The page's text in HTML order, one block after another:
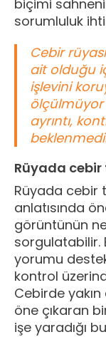
biçimi
sorumluluk
Cebir
ait olduğu
işlevini
ölçülmüyor
ayrıntı,
Rüyada
Rüyada cebir
anlatısında
görüntünün
sorgulatabilir.
yorumu
kontrol
Cebirde
öne çıkaran
işe yaradığı